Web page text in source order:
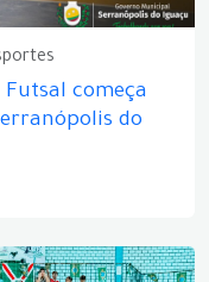
começa
do